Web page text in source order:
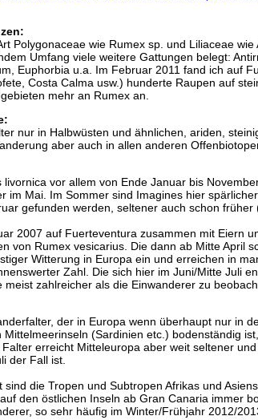
Polygonaceae wie Rumex sp. und Liliaceae wie
Umfang viele weitere Gattungen belegt:
Euphorbia u.a. Im Februar 2011 fand ich auf
Costa Calma usw.) hunderte Raupen auf
mehr an Rumex an.
nur in Halbwüsten und ähnlichen, ariden,
aber auch in allen anderen
livornica vor allem von Ende Januar bis
im Mai. Im Sommer sind Imagines hier
gefunden werden, seltener auch schon früher
2007 auf Fuerteventura zusammen mit Eiern
von Rumex vesicarius. Die dann ab Mitte April
Witterung in Europa ein und erreichen in
Zahl. Die sich hier im Juni/Mitte Juli
zahlreicher als die Einwanderer zu
der in Europa wenn überhaupt nur in
Mittelmeerinseln (Sardinien etc.) bodenständig
erreicht Mitteleuropa aber weit seltener
der Fall ist.
die Tropen und Subtropen Afrikas und
den östlichen Inseln ab Gran Canaria immer
so sehr häufig im Winter/Frühjahr 2012/